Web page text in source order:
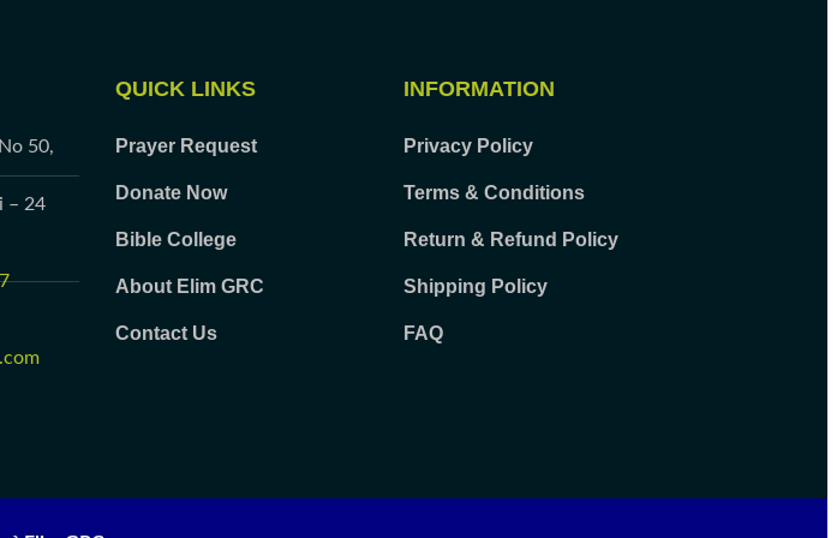
50,
– 24
QUICK LINKS
Prayer Request
Donate Now
Bible College
About Elim GRC
Contact Us
INFORMATION
Privacy Policy
Terms & Conditions
Return & Refund Policy
Shipping Policy
FAQ